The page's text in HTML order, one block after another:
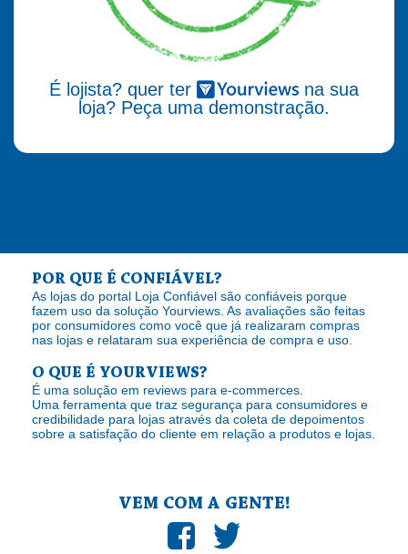
É lojista? quer ter
na sua
loja? Peça uma demonstração.
POR QUE É CONFIÁVEL?
As lojas do portal Loja Confiável são confiáveis porque
fazem uso da solução Yourviews. As avaliações são feitas
por consumidores como você que já realizaram compras
nas lojas e relataram sua experiência de compra e uso.
O QUE É YOURVIEWS?
É uma solução em reviews para e-commerces.
Uma ferramenta que traz segurança para consumidores e
credibilidade para lojas através da coleta de depoimentos
sobre a satisfação do cliente em relação a produtos e lojas.
VEM COM A GENTE!